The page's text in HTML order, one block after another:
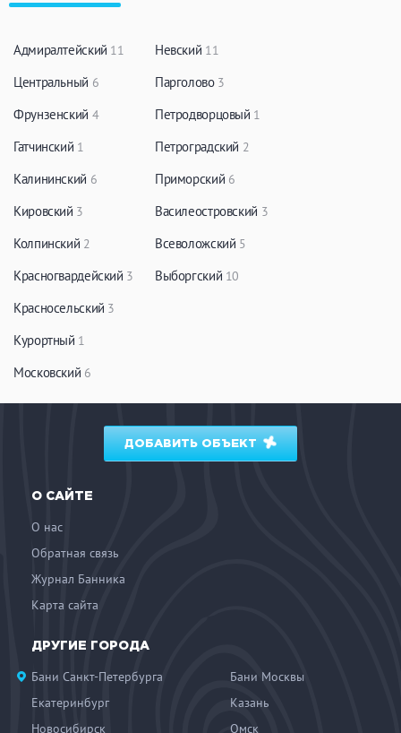
Адмиралтейский 11
Центральный 6
Фрунзенский 4
Гатчинский 1
Калининский 6
Кировский 3
Колпинский 2
Красногвардейский 3
Красносельский 3
Курортный 1
Московский 6
Невский 11
Парголово 3
Петродворцовый 1
Петроградский 2
Приморский 6
Василеостровский 3
Всеволожский 5
Выборгский 10
ДОБАВИТЬ ОБЪЕКТ
О САЙТЕ
О нас
Обратная связь
Журнал Банника
Карта сайта
ДРУГИЕ ГОРОДА
Бани Санкт-Петербурга
Бани Москвы
Екатеринбург
Казань
Новосибирск
Омск